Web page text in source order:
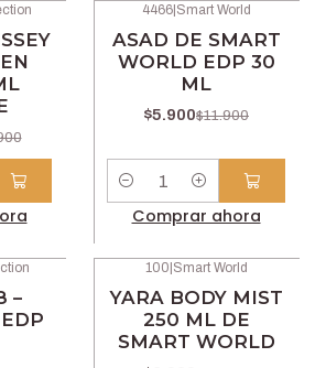
4466|Smart World
ASAD DE SMART
WORLD EDP 30
ML
$5.900$11.900
Comprar ahora
–
100 Smart World
YARA BODY MIST
250 ML DE
SMART WORLD